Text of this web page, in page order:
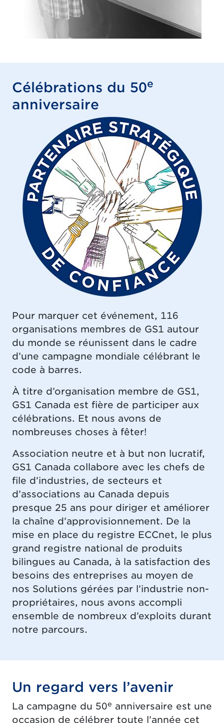
Célébrations du 50e
anniversaire
Pour marquer cet événement, 116
organisations membres de GS1 autour
du monde se réunissent dans le cadre
d’une campagne mondiale célébrant le
code à barres.
À titre d’organisation membre de GS1,
GS1 Canada est fière de participer aux
célébrations. Et nous avons de
nombreuses choses à fêter!
Association neutre et à but non lucratif,
GS1 Canada collabore avec les chefs de
file d’industries, de secteurs et
d’associations au Canada depuis
presque 25 ans pour diriger et améliorer
la chaîne d’approvisionnement. De la
mise en place du registre ECCnet, le plus
grand registre national de produits
bilingues au Canada, à la satisfaction des
besoins des entreprises au moyen de
nos Solutions gérées par l’industrie non-
propriétaires, nous avons accompli
ensemble de nombreux d’exploits durant
notre parcours.
Un regard vers l’avenir
La campagne du 50e anniversaire est une
occasion de célébrer toute l’année cet